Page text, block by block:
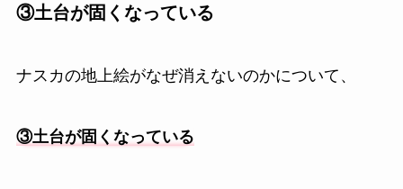
③土台が固くなっている
ナスカの地上絵がなぜ消えないのかについて、
③土台が固くなっている